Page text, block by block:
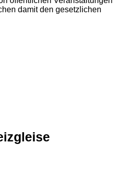
2
damit den gesetzlichen